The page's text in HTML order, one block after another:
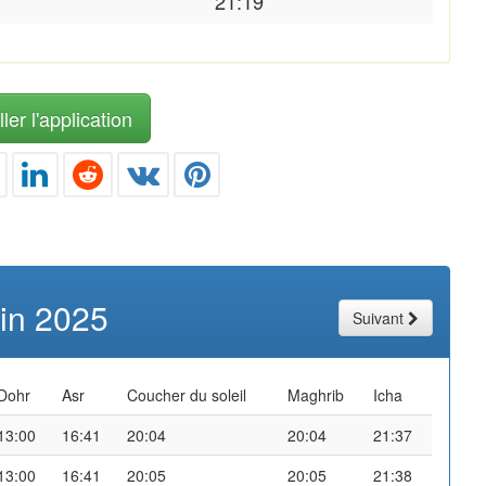
l'application
2025 Suivant
Asr Coucher du soleil Maghrib
Icha
16:41 20:04 20:04
21:37
16:41 20:05 20:05 21:38